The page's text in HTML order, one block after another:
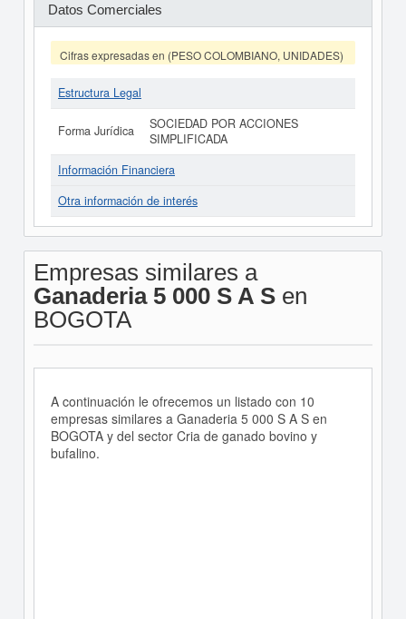
Datos Comerciales
Cifras expresadas en (PESO COLOMBIANO, UNIDADES)
Estructura Legal
Forma Jurídica
SOCIEDAD POR ACCIONES
SIMPLIFICADA
Información Financiera
Otra información de interés
Empresas similares a
Ganaderia 5 000 S A Sen
BOGOTA
A continuación le ofrecemos un listado con 10
empresas similares a Ganaderia 5 000 S A S en
BOGOTA y del sector Cria de ganado bovino y
bufalino.